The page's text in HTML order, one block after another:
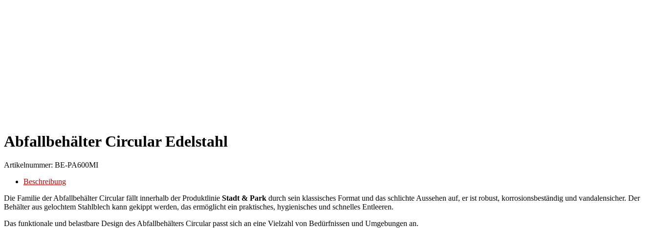
Abfallbehälter Circular Edelstahl
Artikelnummer: BE-PA600MI
Beschreibung
Die Familie der Abfallbehälter Circular fällt innerhalb der Produktlinie Stadt & Park durch sein klassisches Format und das schlichte Aussehen auf, er ist robust, korrosionsbeständig und vandalensicher. Der
Behälter aus gelochtem Stahlblech kann gekippt werden, das ermöglicht ein praktisches, hygienisches und schnelles Entleeren.
Das funktionale und belastbare Design des Abfallbehälters Circular passt sich an eine Vielzahl von Bedürfnissen und Umgebungen an.